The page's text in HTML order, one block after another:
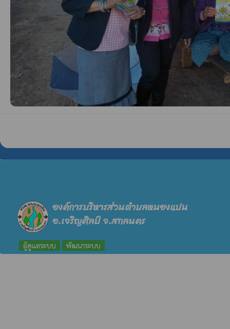
องค์การบริหารส่วนตำบลหนองแปน
อ.เจริญศิลป์ จ.สกลนคร
ผู้ดูแลระบบ พัฒนาระบบ